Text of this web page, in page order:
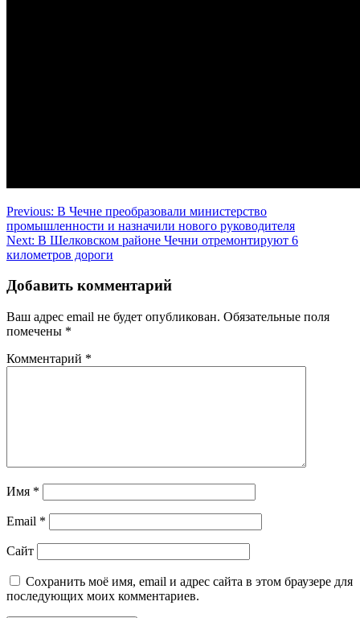
Навигация
по
записям
Previous: В Чечне преобразовали министерство
промышленности и назначили нового руководителя
Next: В Шелковском районе Чечни отремонтируют 6
километров дороги
Добавить комментарий
Ваш адрес email не будет опубликован. Обязательные поля
помечены *
Комментарий *
Имя *
Email *
Сайт
Сохранить моё имя, email и адрес сайта в этом браузере для
последующих моих комментариев.